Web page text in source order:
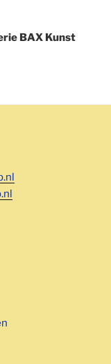
BAX Kunst